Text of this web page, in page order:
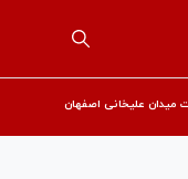
میدان علیخانی اصفهان